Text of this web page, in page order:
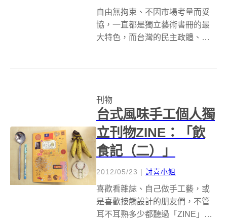
自由無拘束、不因市場考量而妥
協，一直都是獨立藝術書冊的最
大特色，而台灣的民主政體、多
Book Fair，台北藝術書...
刊物
台式風味手工個人獨
立刊物ZINE：「飲
食記（二）」
2012/05/23 | 討喜小姐
喜歡看雜誌、自己做手工藝，或
是喜歡接觸設計的朋友們，不管
耳不耳熟多少都聽過「ZINE」